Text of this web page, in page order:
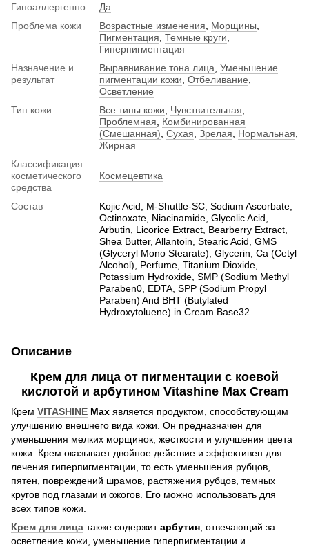
Гипоаллергенно
Да
Проблема кожи
Возрастные изменения Морщины
Пигментация Темные круги
Гиперпигментация
Назначение и
результат
Выравнивание тона лица Уменьшение
пигментации кожи Отбеливание
Осветление
Тип кожи
Все типы кожи Чувствительная
Проблемная
Комбинированная
(Смешанная) Сухая Зрелая Нормальная
Жирная
Классификация
косметического
средства
Космецевтика
Состав
Kojic Acid, M-Shuttle-SC, Sodium Ascorbate,
Octinoxate, Niacinamide, Glycolic Acid,
Arbutin, Licorice Extract, Bearberry Extract,
Shea Butter, Allantoin, Stearic Acid, GMS
(Glyceryl Mono Stearate), Glycerin, Ca (Cetyl
Alcohol), Perfume, Titanium Dioxide,
Potassium Hydroxide, SMP (Sodium Methyl
Paraben0, EDTA, SPP (Sodium Propyl
Paraben) And BHT (Butylated
Hydroxytoluene) in Cream Base32.
Описание
Крем для лица от пигментации с коевой
кислотой и арбутином Vitashine Max Cream
Крем VITASHINE Max является продуктом, способствующим
улучшению внешнего вида кожи. Он предназначен для
уменьшения мелких морщинок, жесткости и улучшения цвета
кожи. Крем оказывает двойное действие и эффективен для
лечения гиперпигментации, то есть уменьшения рубцов,
пятен, повреждений шрамов, растяжения рубцов, темных
кругов под глазами и ожогов. Его можно использовать для
всех типов кожи.
Крем для лица также содержитарбутин , отвечающий за
осветление кожи, уменьшение гиперпигментации и